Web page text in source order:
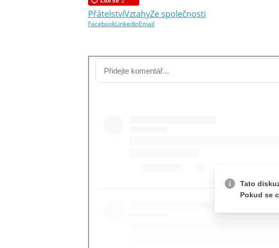
PřátelstvíVztahyZe společnosti
FacebookLinkedinEmail